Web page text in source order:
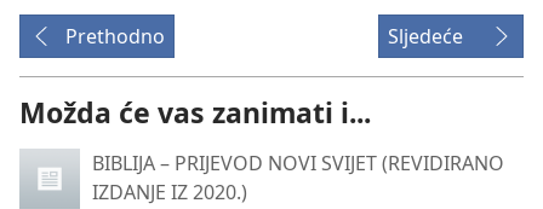
Prethodno Sljedeće
Možda će vas zanimati i...
BIBLIJA – PRIJEVOD NOVI SVIJET (REVIDIRANO
IZDANJE IZ 2020.)